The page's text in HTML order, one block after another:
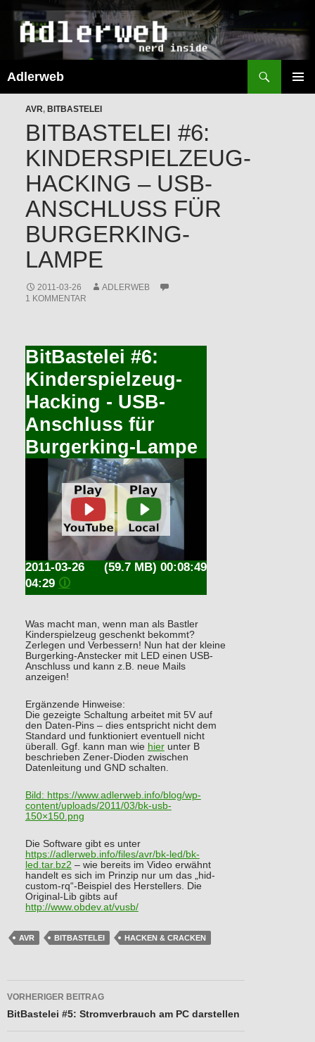
Adlerweb
SPRINGEN
AVR, BITBASTELEI
BITBASTELEI #6:
KINDERSPIELZEUG-
HACKING – USB-
ANSCHLUSS FÜR
BURGERKING-
LAMPE
2011-03-26
ADLERWEB
1 KOMMENTAR
BitBastelei #6:
Kinderspielzeug-
Hacking - USB-
Anschluss für
Burgerking-Lampe
(59.7 MB) 00:08:49
2011-03-26
04:29 🛈
Was macht man, wenn man als Bastler
Kinderspielzeug geschenkt bekommt?
Zerlegen und Verbessern! Nun hat der kleine
Burgerking-Anstecker mit LED einen USB-
Anschluss und kann z.B. neue Mails
anzeigen!
Ergänzende Hinweise:
Die gezeigte Schaltung arbeitet mit 5V auf
den Daten-Pins – dies entspricht nicht dem
Standard und funktioniert eventuell nicht
überall. Ggf. kann man wie hierunter B
beschrieben Zener-Dioden zwischen
Datenleitung und GND schalten.
Bild: https://www.adlerweb.info/blog/wp-
content/uploads/2011/03/bk-usb-
150×150.png
Die Software gibt es unter
https://adlerweb.info/files/avr/bk-led/bk-
led.tar.bz2 – wie bereits im Video erwähnt
handelt es sich im Prinzip nur um das „hid-
custom-rq“-Beispiel des Herstellers. Die
Original-Lib gibts auf
http://www.obdev.at/vusb/
AVR BITBASTELEI HACKEN & CRACKEN
Beitragsnavigation
VORHERIGER BEITRAG
BitBastelei #5: Stromverbrauch am PC darstellen